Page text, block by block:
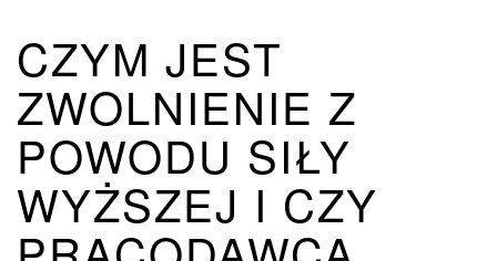
CZYM JEST
ZWOLNIENIE Z
POWODU SIŁY
WYŻSZEJ I CZY